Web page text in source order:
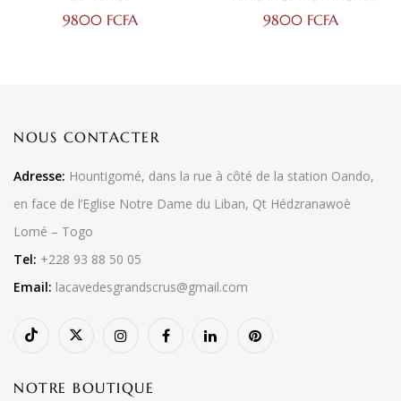
9800 FCFA 9800 FCFA
NOUS CONTACTER
Adresse: Hountigomé, dans la rue à côté de la station Oando,
en face de l’Eglise Notre Dame du Liban, Qt Hédzranawoè
Lomé – Togo
Tel: +228 93 88 50 05
Email: lacavedesgrandscrus@gmail.com
NOTRE BOUTIQUE